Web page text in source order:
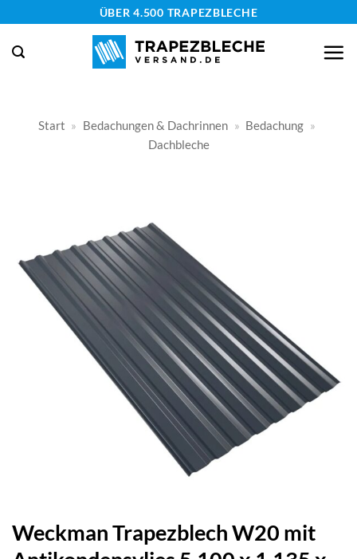
springen
ÜBER 4.500 TRAPEZBLECHE
Start » Bedachungen & Dachrinnen » Bedachung »
Dachbleche
Weckman Trapezblech W20 mit